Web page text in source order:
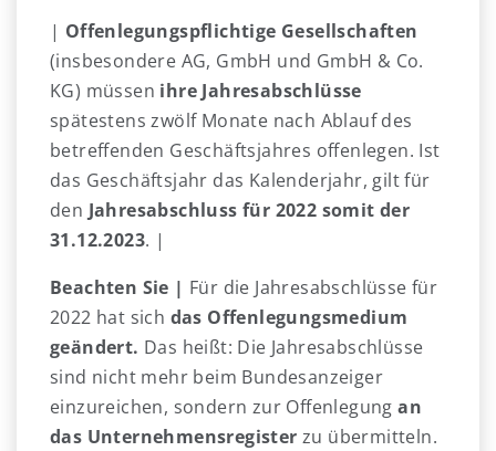
| Offenlegungspflichtige Gesellschaften
(insbesondere AG, GmbH und GmbH & Co.
KG) müssen ihre Jahresabschlüsse
spätestens zwölf Monate nach Ablauf des
betreffenden Geschäftsjahres offenlegen. Ist
das Geschäftsjahr das Kalenderjahr, gilt für
den Jahresabschluss für 2022 somit der
31.12.2023. |
Beachten Sie | Für die Jahresabschlüsse für
2022 hat sich das Offenlegungsmedium
geändert. Das heißt: Die Jahresabschlüsse
sind nicht mehr beim Bundesanzeiger
einzureichen, sondern zur Offenlegungan
das Unternehmensregister zu übermitteln.